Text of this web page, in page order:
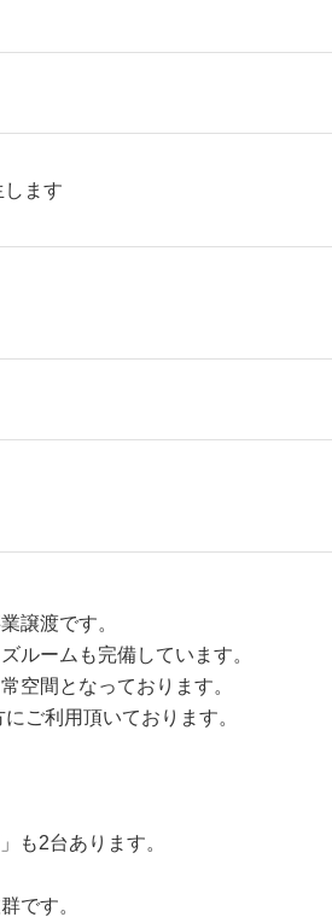
ます
譲渡です。
ルームも完備しています。
空間となっております。
ご利用頂いております。
も2台あります。
です。